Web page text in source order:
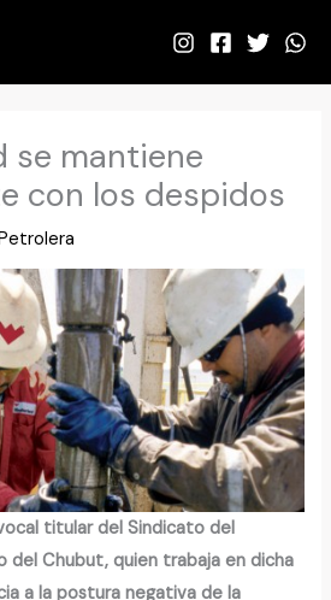
se mantiene
con los despidos
titular del Sindicato del
del Chubut, quien trabaja en dicha
a la postura negativa de la